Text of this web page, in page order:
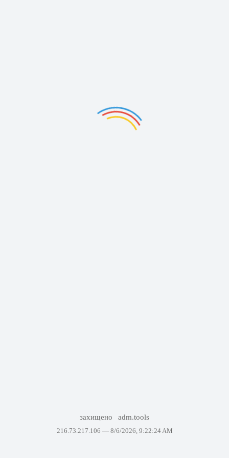
захищено adm.tools
216.73.217.106 — 8/6/2026, 9:22:24 AM